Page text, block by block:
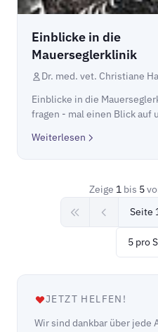
Einblicke in die
Mauerseglerklinik
Dr. med. vet. Christiane
Einblicke in die
fragen - mal einen Blick auf
war Sat1 bei uns zu Besuch
Weiterlesen
Zeige 1bis 5
Seite
JETZT HELFEN!
Wir sind dankbar über jede